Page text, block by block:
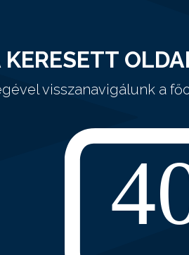
KERESETT
visszanavigálunk a